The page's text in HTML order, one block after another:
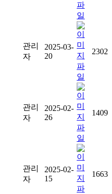
관리
자
2025-03-
20
2302
관리
자
2025-02-
26
1409
관리
자
2025-02-
15
1663